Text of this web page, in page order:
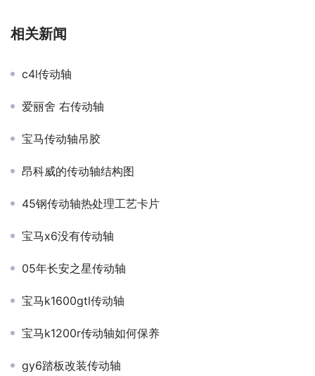
相关新闻
c4l传动轴
爱丽舍 右传动轴
宝马传动轴吊胶
昂科威的传动轴结构图
45钢传动轴热处理工艺卡片
宝马x6没有传动轴
05年长安之星传动轴
宝马k1600gtl传动轴
宝马k1200r传动轴如何保养
gy6踏板改装传动轴